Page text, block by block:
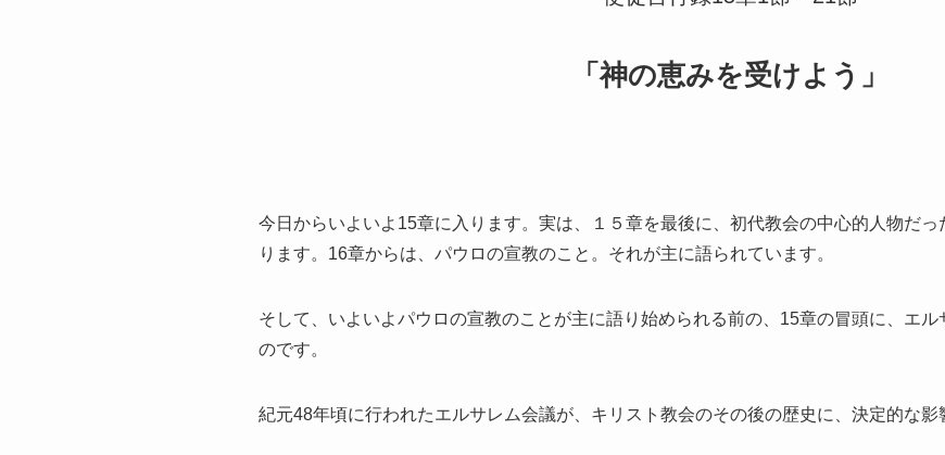
「神の恵みを受けよう」
今日からいよいよ15章に入ります。実は、１５章を最後に、初代教会の中心的人物だ
ります。16章からは、パウロの宣教のこと。それが主に語られています。
そして、いよいよパウロの宣教のことが主に語り始められる前の、15章の冒頭に、エ
のです。
紀元48年頃に行われたエルサレム会議が、キリスト教会のその後の歴史に、決定的な影